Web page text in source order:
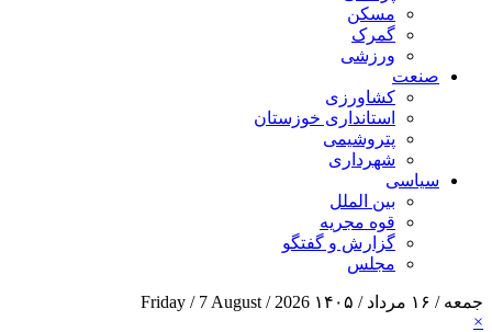
مسکن
گمرک
ورزشی
صنعت
کشاورزی
استانداری خوزستان
پتروشیمی
شهرداری
سیاسی
بین الملل
قوه مجریه
گزارش و گفتگو
مجلس
جمعه / ۱۶ مرداد / ۱۴۰۵
Friday / 7 August / 2026
×